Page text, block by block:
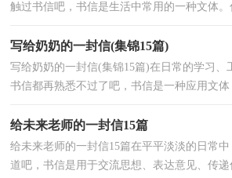
触过书信吧，书信是生活中常用的一种文体
写给奶奶的一封信(集锦15篇)
写给奶奶的一封信(集锦15篇)在日常的学习、
书信都再熟悉不过了吧，书信是一种应用文
给未来老师的一封信15篇
给未来老师的一封信15篇在平平淡淡的日常
道吧，书信是用于交流思想、表达意见、传